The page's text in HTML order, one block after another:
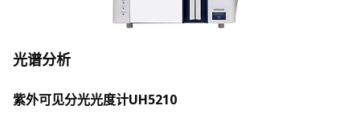
光谱分析
紫外可见分光光度计UH5210